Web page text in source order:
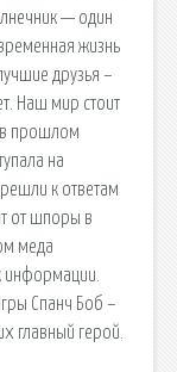
— один
жизнь
друзья –
Наш мир стоит
в прошлом
на
к ответам
от шпоры в
меда
информации.
Спанч Боб –
главный герой.